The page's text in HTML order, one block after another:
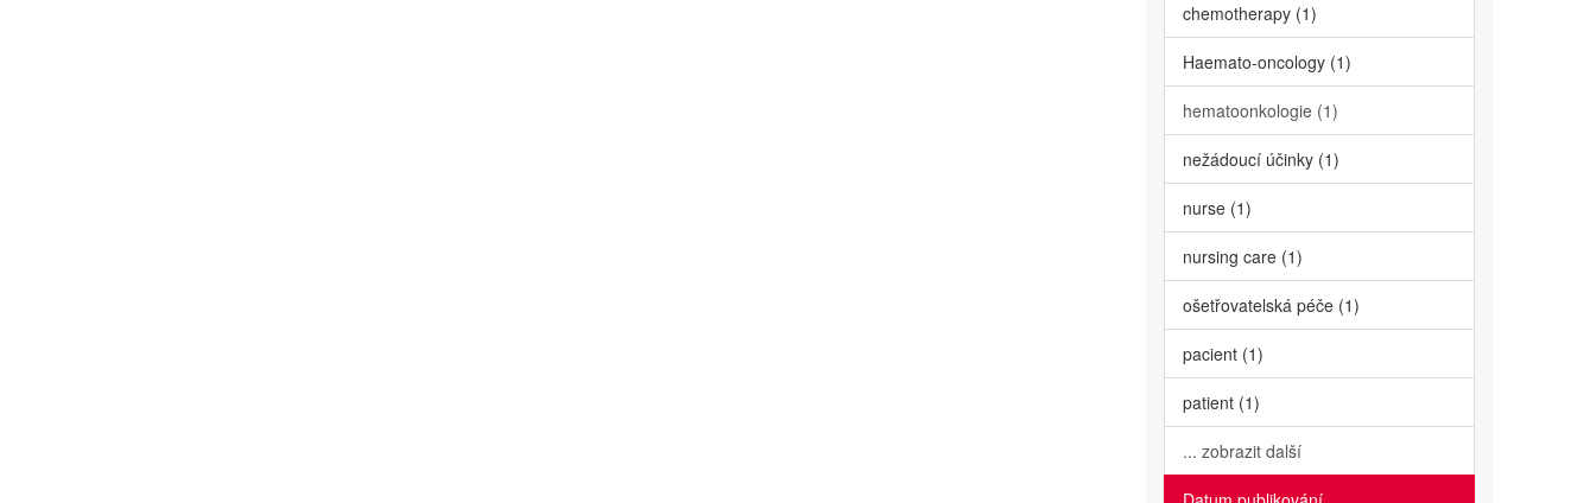
chemotherapy (1)
Haemato-oncology (1)
hematoonkologie (1)
nežádoucí účinky (1)
nurse (1)
nursing care (1)
ošetřovatelská péče (1)
pacient (1)
patient (1)
... zobrazit další